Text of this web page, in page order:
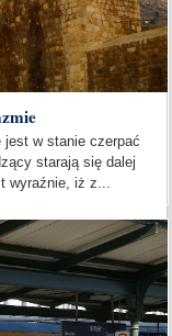
jest w stanie czerpać
starają się dalej
wyraźnie, iż z...